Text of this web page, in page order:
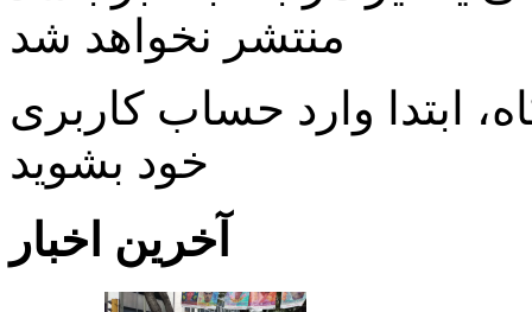
منتشر نخواهد شد
ابتدا وارد حساب كاربری
خود بشويد
آخرین اخبار